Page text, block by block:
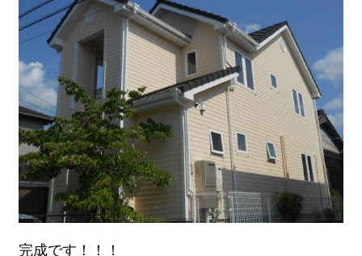
完成です！！！